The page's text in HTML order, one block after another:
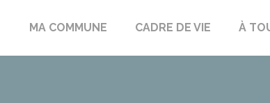
MA COMMUNE CADRE DE VIE À